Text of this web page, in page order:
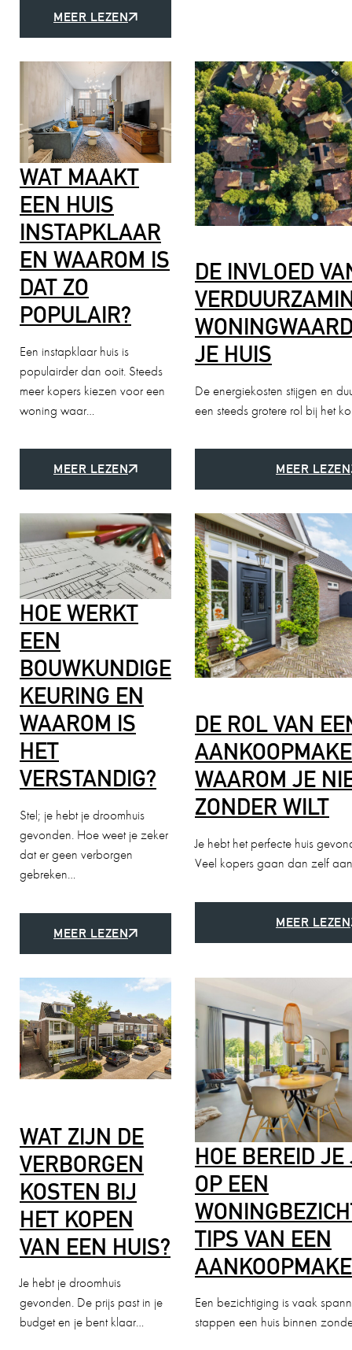
MEER LEZEN
WAT MAAKT
EEN HUIS
INSTAPKLAAR
EN WAAROM IS
DAT ZO
POPULAIR?
Een instapklaar huis is
populairder dan ooit. Steeds
meer kopers kiezen voor een
woning waar…
MEER LEZEN
DE INVLOED
JE HUIS
De energiekosten stijgen en
een steeds grotere rol bij het
MEER LEZEN
HOE WERKT
EEN
BOUWKUNDIGE
KEURING EN
WAAROM IS
HET
VERSTANDIG?
Stel; je hebt je droomhuis
gevonden. Hoe weet je zeker
dat er geen verborgen
gebreken…
MEER LEZEN
DE ROL VAN
WAAROM JE
ZONDER WILT
Je hebt het perfecte huis
Veel kopers gaan dan zelf
MEER LEZEN
WAT ZIJN DE
VERBORGEN
KOSTEN BIJ
HET KOPEN
VAN EEN HUIS?
Je hebt je droomhuis
gevonden. De prijs past in je
budget en je bent klaar…
HOE BEREID JE
OP EEN
TIPS VAN EEN
Een bezichtiging is vaak
stappen een huis binnen